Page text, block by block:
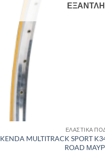
ΕΛΑΣΤΙΚΑ
KENDA MULTITRACK SPORT
ROAD